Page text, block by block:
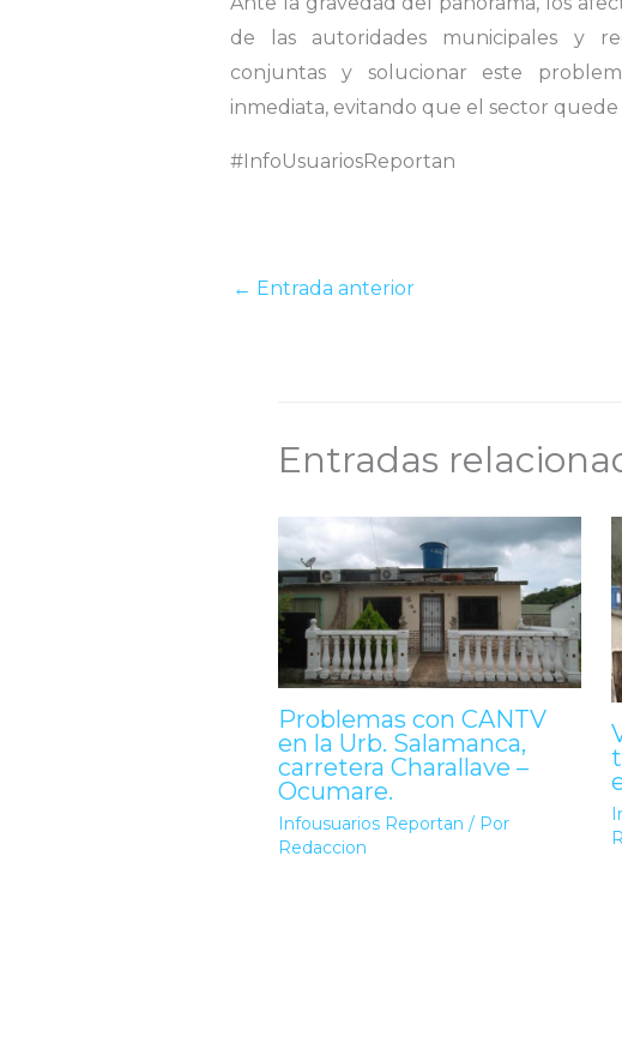
de las autoridades municipales y
conjuntas y solucionar este
inmediata, evitando que el sector
#InfoUsuariosReportan
← Entrada anterior
Entradas
Problemas con CANTV
en la Urb. Salamanca,
carretera Charallave –
Ocumare.
Infousuarios Reportan / Por
Redaccion